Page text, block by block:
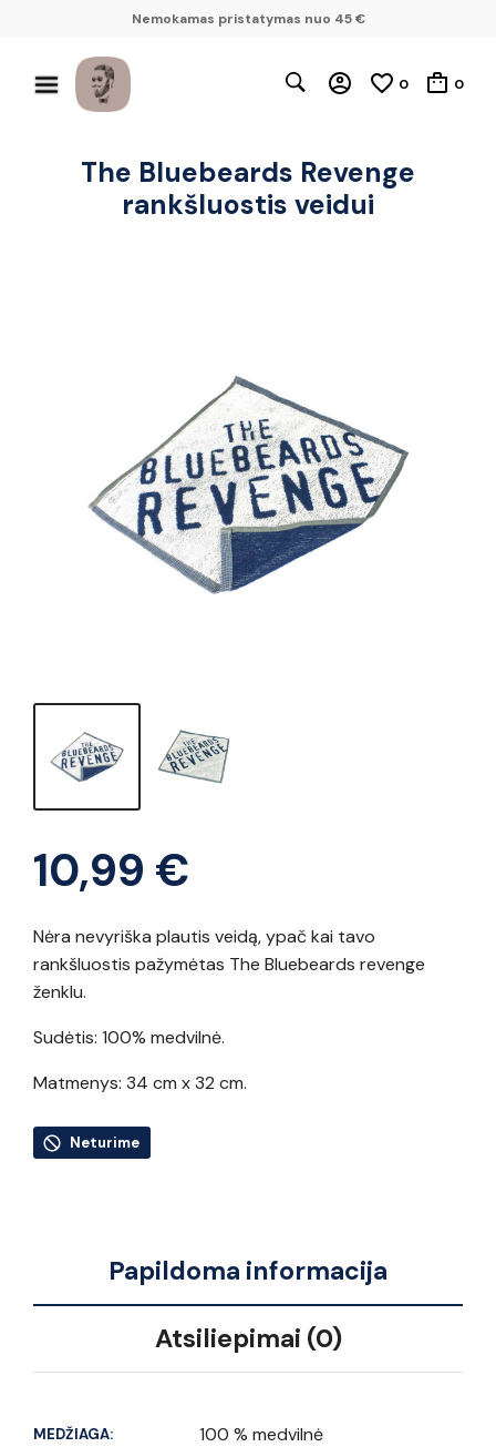
Nemokamas pristatymas nuo 45 €
0 0
The Bluebeards Revenge
rankšluostis veidui
10,99 €
Nėra nevyriška plautis veidą, ypač kai tavo
rankšluostis pažymėtas The Bluebeards revenge
ženklu.
Sudėtis: 100% medvilnė.
Matmenys: 34 cm x 32 cm.
Neturime
Papildoma informacija
Atsiliepimai (0)
MEDŽIAGA: 100 % medvilnė